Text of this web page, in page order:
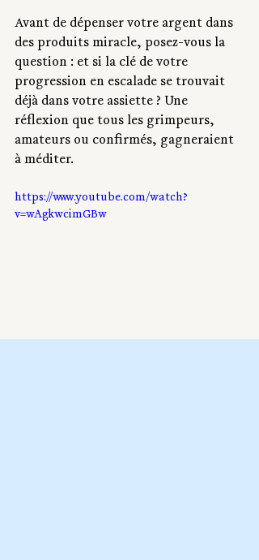
Avant de dépenser votre argent dans
des produits miracle, posez-vous la
question : et si la clé de votre
progression en escalade se trouvait
déjà dans votre assiette ? Une
réflexion que tous les grimpeurs,
amateurs ou confirmés, gagneraient
à méditer.
https://www.youtube.com/watch?
v=wAgkwcimGBw